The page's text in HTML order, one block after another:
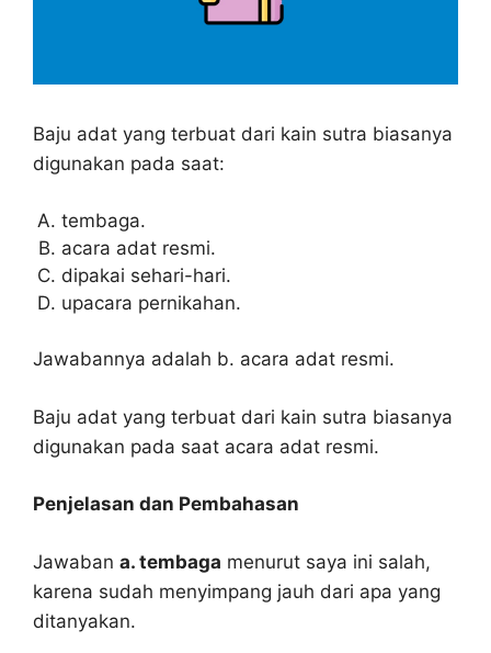
Baju adat yang terbuat dari kain sutra biasanya
digunakan pada saat:
tembaga.
acara adat resmi.
dipakai sehari-hari.
upacara pernikahan.
Jawabannya adalah b. acara adat resmi.
Baju adat yang terbuat dari kain sutra biasanya
digunakan pada saat acara adat resmi.
Penjelasan dan Pembahasan
Jawaban a. tembaga menurut saya ini salah,
karena sudah menyimpang jauh dari apa yang
ditanyakan.